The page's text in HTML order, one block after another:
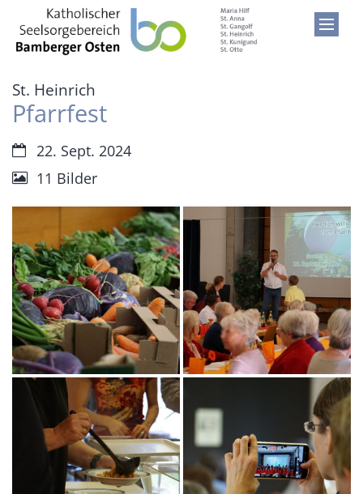
Zum Inhalt springen
St. Heinrich
Pfarrfest
Datum:22. Sept. 2024
11 Bilder